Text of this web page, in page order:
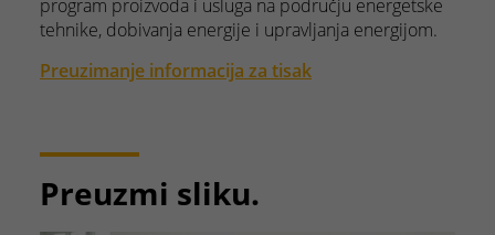
program proizvoda i usluga na području energetske
tehnike, dobivanja energije i upravljanja energijom.
Preuzimanje informacija za tisak
Preuzmi sliku.